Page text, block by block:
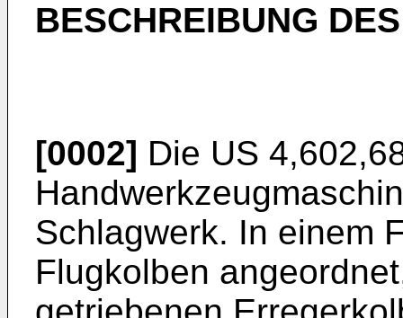
BESCHREIBUNG
[0002] Die US
Schlagwerk. In einem
Flugkolben